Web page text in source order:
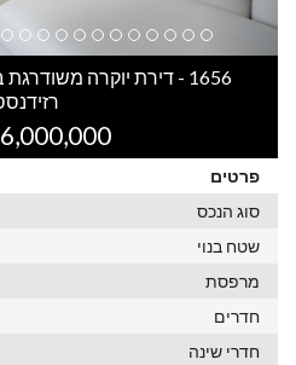
1656 - דירת יוקרה
NIS
פרטים
סוג הנכס
שטח בנוי
מרפסת
חדרים
חדרי שינה